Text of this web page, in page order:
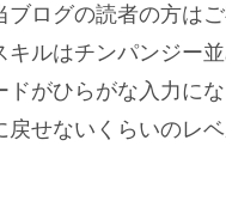
ブログの読者の方は
キルはチンパンジー
がひらがな入力にな
せないくらいのレベ